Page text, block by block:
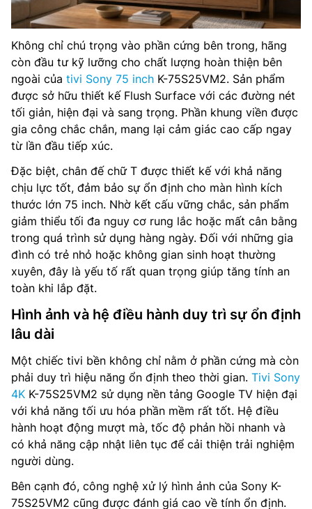
Không chỉ chú trọng vào phần cứng bên trong, hãng
còn đầu tư kỹ lưỡng cho chất lượng hoàn thiện bên
ngoài của tivi Sony 75 inch K-75S25VM2. Sản phẩm
được sở hữu thiết kế Flush Surface với các đường nét
tối giản, hiện đại và sang trọng. Phần khung viền được
gia công chắc chắn, mang lại cảm giác cao cấp ngay
từ lần đầu tiếp xúc.
Đặc biệt, chân đế chữ T được thiết kế với khả năng
chịu lực tốt, đảm bảo sự ổn định cho màn hình kích
thước lớn 75 inch. Nhờ kết cấu vững chắc, sản phẩm
giảm thiểu tối đa nguy cơ rung lắc hoặc mất cân bằng
trong quá trình sử dụng hàng ngày. Đối với những gia
đình có trẻ nhỏ hoặc không gian sinh hoạt thường
xuyên, đây là yếu tố rất quan trọng giúp tăng tính an
toàn khi lắp đặt.
Hình ảnh và hệ điều hành duy trì sự ổn định
lâu dài
Một chiếc tivi bền không chỉ nằm ở phần cứng mà còn
phải duy trì hiệu năng ổn định theo thời gian. Tivi Sony
4K K-75S25VM2 sử dụng nền tảng Google TV hiện đại
với khả năng tối ưu hóa phần mềm rất tốt. Hệ điều
hành hoạt động mượt mà, tốc độ phản hồi nhanh và
có khả năng cập nhật liên tục để cải thiện trải nghiệm
người dùng.
Bên cạnh đó, công nghệ xử lý hình ảnh của Sony K-
75S25VM2 cũng được đánh giá cao về tính ổn định.